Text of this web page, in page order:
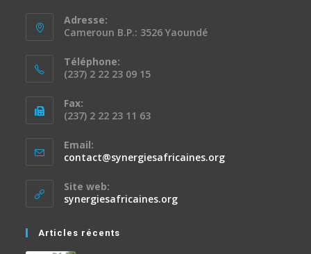
Adresse:
Cameroun B.P.: 3526 Yaoundé
Téléphone:
(237) 2 22 23 09 15
Fax:
(237) 2 22 23 11 63
Email:
contact@synergiesafricaines.org
Site web:
synergiesafricaines.org
Articles récents